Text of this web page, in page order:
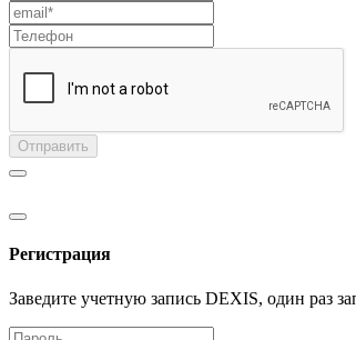
Отправить
Регистрация
Заведите учетную запись DEXIS, один раз